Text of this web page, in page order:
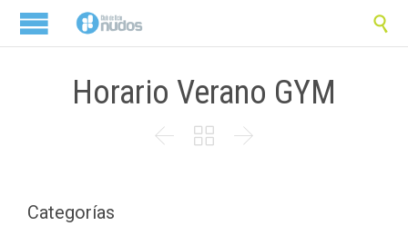

Horario Verano GYM
  
Categorías